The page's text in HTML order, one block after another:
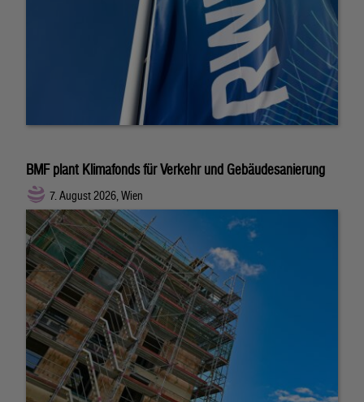
BMF plant Klimafonds für Verkehr und Gebäudesanierung
7. August 2026, Wien